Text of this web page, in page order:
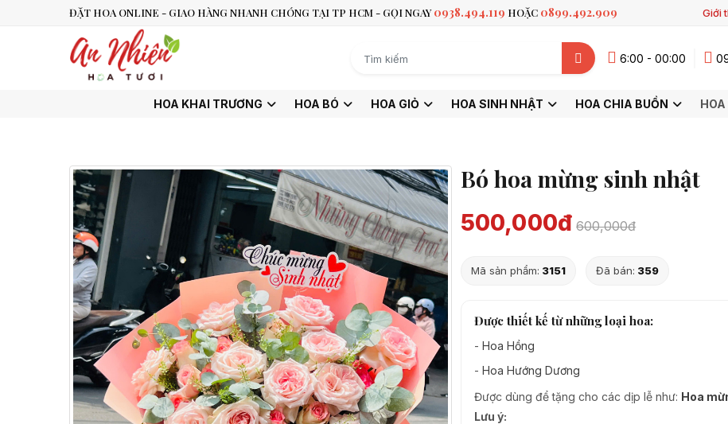
ĐẶT HOA ONLINE - GIAO HÀNG NHANH CHÓNG TẠI TP HCM - GỌI NGAY0938.494.119 HOẶC 0899.492.909 Giới
6:00 - 00:00
HOA KHAI TRƯƠNG HOA BÓ HOA GIỎ HOA SINH NHẬT HOA CHIA BUỒN
Bó hoa mừng sinh nhật
500,000đ 600,000đ
Mã sản phẩm: 3151 Đã bán: 359
Được thiết kế từ những loại hoa:
- Hoa Hồng
- Hoa Hướng Dương
Được dùng để tặng cho các dịp lễ như: Hoa
Lưu ý: